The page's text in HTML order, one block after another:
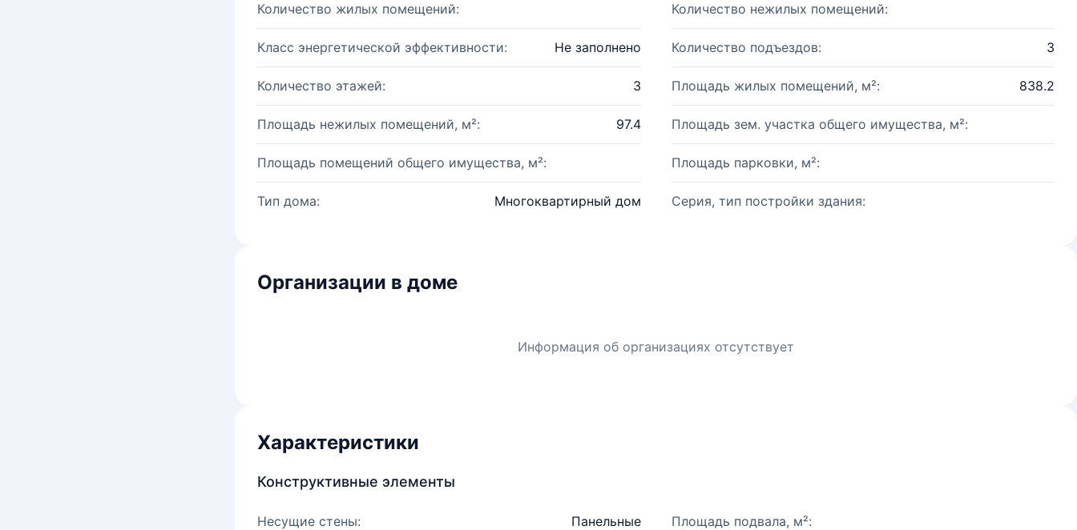
Количество жилых помещений: Количество нежилых помещений:
Класс энергетической эффективности: Не заполнено Количество подъездов: 3
Количество этажей: 3 Площадь жилых помещений, м²: 838.2
Площадь нежилых помещений, м²: 97.4 Площадь зем. участка общего имущества, м²:
Площадь помещений общего имущества, м²: Площадь парковки, м²:
Тип дома: Многоквартирный дом Серия, тип постройки здания:
Организации в доме
Информация об организациях отсутствует
Характеристики
Конструктивные элементы
Несущие стены: Панельные Площадь подвала, м²: